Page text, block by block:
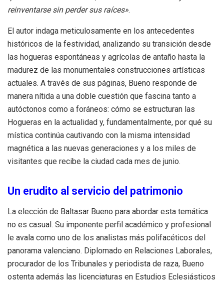
reinventarse sin perder sus raíces».
El autor indaga meticulosamente en los antecedentes
históricos de la festividad, analizando su transición desde
las hogueras espontáneas y agrícolas de antaño hasta la
madurez de las monumentales construcciones artísticas
actuales. A través de sus páginas, Bueno responde de
manera nítida a una doble cuestión que fascina tanto a
autóctonos como a foráneos: cómo se estructuran las
Hogueras en la actualidad y, fundamentalmente, por qué su
mística continúa cautivando con la misma intensidad
magnética a las nuevas generaciones y a los miles de
visitantes que recibe la ciudad cada mes de junio.
Un erudito al servicio del patrimonio
La elección de Baltasar Bueno para abordar esta temática
no es casual. Su imponente perfil académico y profesional
le avala como uno de los analistas más polifacéticos del
panorama valenciano. Diplomado en Relaciones Laborales,
procurador de los Tribunales y periodista de raza, Bueno
ostenta además las licenciaturas en Estudios Eclesiásticos